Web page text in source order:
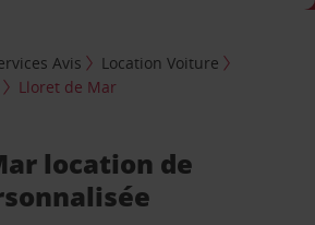
Avis
Location Voiture
Lloret de Mar
location de